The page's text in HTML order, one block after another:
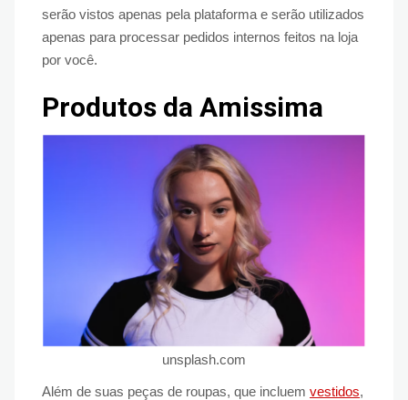
serão vistos apenas pela plataforma e serão utilizados
apenas para processar pedidos internos feitos na loja
por você.
Produtos da Amissima
unsplash.com
Além de suas peças de roupas, que incluem vestidos,